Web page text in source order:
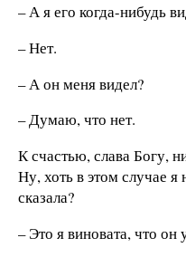
– А я его когда-нибудь
– Нет.
– А он меня видел?
– Думаю, что нет.
К счастью, слава Богу,
Ну, хоть в этом случае
сказала?
– Это я виновата, что